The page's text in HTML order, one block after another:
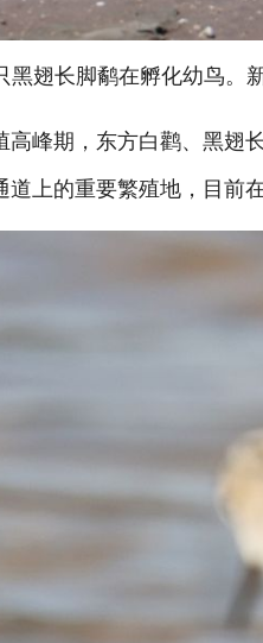
翅长脚鹬在孵化幼鸟。新
期，东方白鹳、黑翅长
上的重要繁殖地，目前